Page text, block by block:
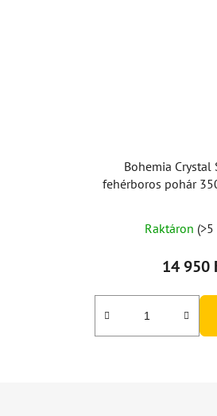
Bohemia Crystal
fehérboros pohár
Raktáron
14 950